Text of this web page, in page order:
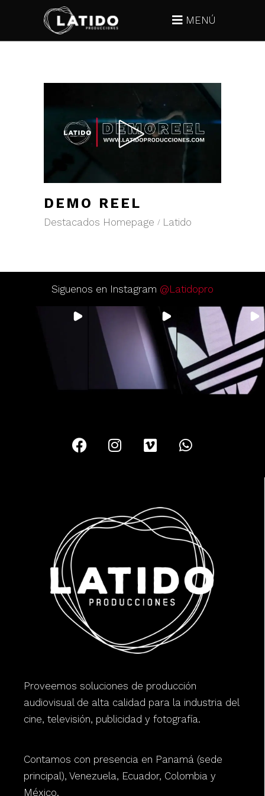
MENÚ
DEMO REEL
Destacados Homepage Latido
Siguenos en Instagram @Latidopro
Proveemos soluciones de producción
audiovisual de alta calidad para la industria del
cine, televisión, publicidad y fotografía.
Contamos con presencia en Panamá (sede
principal), Venezuela, Ecuador, Colombia y
México.